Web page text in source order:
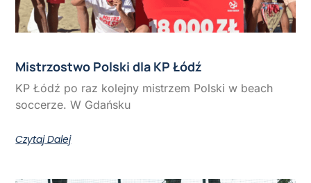
Mistrzostwo Polski dla KP Łódź
KP Łódź po raz kolejny mistrzem Polski w beach
soccerze. W Gdańsku
Czytaj Dalej